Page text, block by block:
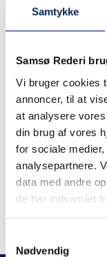
Samtykke
Samsø Rederi
Vi bruger cookies
annoncer, til at
at analysere
din brug af vores
for sociale
analysepartnere.
data med andre
de har indsamlet
Nødvendig